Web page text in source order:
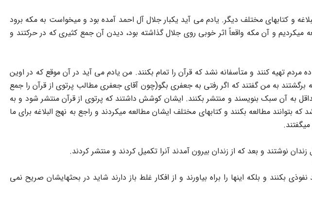
و کتابهای مختلف دیگر. یادم می آید یکبار جلال آل احمد آمده بود و میخواست به مکه برود
و آن مکه واقعاً اثر خوبی روی جلال گذاشته بود، دیدن آن جمع کثیری که در حرکتند و
تهیه کنند و متأسفانه نشد که قرآن را تمام بکنند. من یادم می آید در آن موقع که در اوین
به من گفتند که اگر رفتی به جعفری بگو(چون آقای جعفری مطالب پرتوی از قرآن را جمع
به آن سبک بنویسند و منتشر بکنند. ایشان کوشش داشتند که پرتوی از قرآن منتشر شود و به
مطالعه بکنند و کتابهای مختلف ایشان مطالعه میکردند و راجع به نهج البلاغه برای ما
نوشتند و بعد که از زندان بیرون آمدند آنرا تکمیل کردند و منتشر کردند.
بکنند و بلکه اینها را براه بیاورند و از افکار غلط باز دارند شاید در بحثهایشان صریح نمی